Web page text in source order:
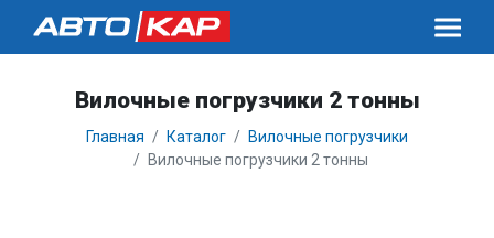
Вилочные погрузчики 2 тонны
Главная Каталог
Вилочные погрузчики
Вилочные погрузчики 2 тонны